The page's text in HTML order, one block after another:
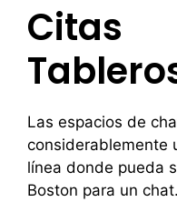
Citas
Las espacios de
considerablemente
línea donde pueda
Boston para un